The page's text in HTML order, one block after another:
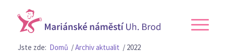
Jste zde: Domů /Archiv aktualit / 2022